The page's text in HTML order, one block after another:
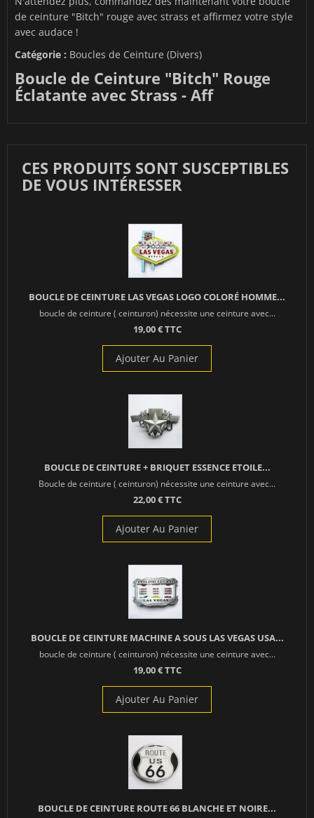
de ceinture "Bitch" rouge avec strass et affirmez votre style
avec audace !
Catégorie : Boucles de Ceinture (Divers)
Boucle de Ceinture "Bitch" Rouge
Éclatante avec Strass - Aff
CES PRODUITS SONT SUSCEPTIBLES
DE VOUS INTÉRESSER
BOUCLE DE CEINTURE LAS VEGAS LOGO COLORÉ HOMME...
boucle de ceinture ( ceinturon) nécessite une ceinture avec...
19,00 € TTC
Ajouter Au Panier
BOUCLE DE CEINTURE + BRIQUET ESSENCE ETOILE...
Boucle de ceinture ( ceinturon) nécessite une ceinture avec...
22,00 € TTC
Ajouter Au Panier
BOUCLE DE CEINTURE MACHINE A SOUS LAS VEGAS USA...
boucle de ceinture ( ceinturon) nécessite une ceinture avec...
19,00 € TTC
Ajouter Au Panier
BOUCLE DE CEINTURE ROUTE 66 BLANCHE ET NOIRE...